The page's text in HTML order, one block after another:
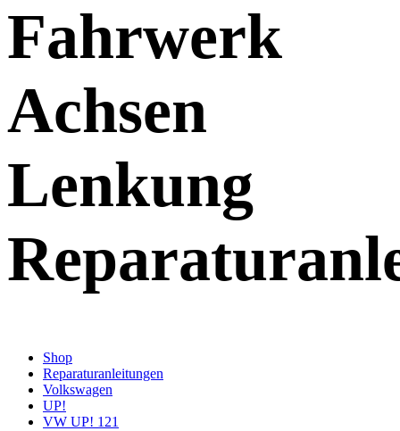
Fahrwerk
Achsen
Lenkung
Shop
Reparaturanleitungen
Volkswagen
UP!
VW UP! 121